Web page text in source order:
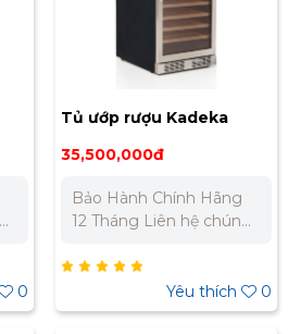
0
Tủ ướp rượu Kadeka
KA110WR
35,500,000đ
Bảo Hành Chính Hãng
12 Tháng Liên hệ chúng
nhất cho dự án. Miền
Bắc : 0989 310 979 -
0973 106 269 Miền Nam:
Yêu thích 0